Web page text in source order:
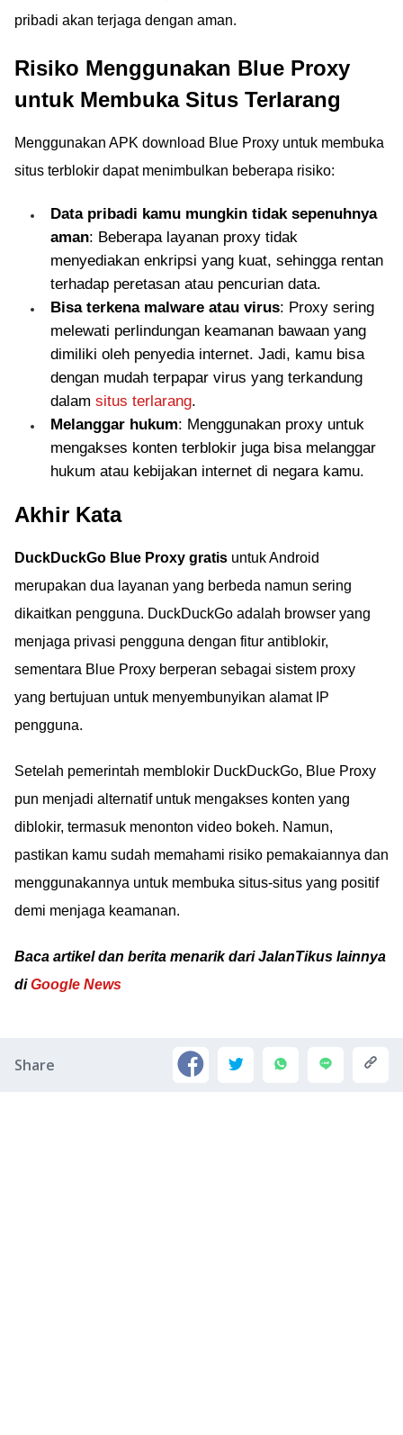
pribadi akan terjaga dengan aman.
Risiko Menggunakan Blue Proxy
untuk Membuka Situs Terlarang
Menggunakan APK download Blue Proxy untuk membuka
situs terblokir dapat menimbulkan beberapa risiko:
Data pribadi kamu mungkin tidak sepenuhnya
aman: Beberapa layanan proxy tidak
menyediakan enkripsi yang kuat, sehingga rentan
terhadap peretasan atau pencurian data.
Bisa terkena malware atau virus: Proxy sering
melewati perlindungan keamanan bawaan yang
dimiliki oleh penyedia internet. Jadi, kamu bisa
dengan mudah terpapar virus yang terkandung
dalam situs terlarang.
Melanggar hukum: Menggunakan proxy untuk
mengakses konten terblokir juga bisa melanggar
hukum atau kebijakan internet di negara kamu.
Akhir Kata
DuckDuckGo Blue Proxy gratis untuk Android
merupakan dua layanan yang berbeda namun sering
dikaitkan pengguna. DuckDuckGo adalah browser yang
menjaga privasi pengguna dengan fitur antiblokir,
sementara Blue Proxy berperan sebagai sistem proxy
yang bertujuan untuk menyembunyikan alamat IP
pengguna.
Setelah pemerintah memblokir DuckDuckGo, Blue Proxy
pun menjadi alternatif untuk mengakses konten yang
diblokir, termasuk menonton video bokeh. Namun,
pastikan kamu sudah memahami risiko pemakaiannya dan
menggunakannya untuk membuka situs-situs yang positif
demi menjaga keamanan.
Baca artikel dan berita menarik dari JalanTikus lainnya
diGoogle News
Share